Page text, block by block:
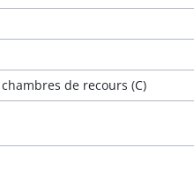
de recours (C)